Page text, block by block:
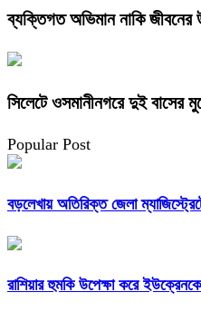
ব্যক্তিগত অভিমান নাকি জীবনের
সিলেটে ওসমানীনগরে দুই বাসের
Popular Post
বড়লেখায় অতিরিক্ত জেলা
রাশিয়ার হুমকি উপেক্ষা করে